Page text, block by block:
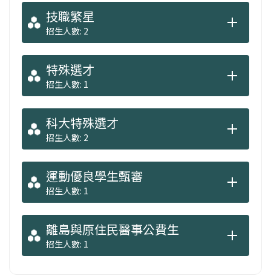
技職繁星
招生人數: 2
特殊選才
招生人數: 1
科大特殊選才
招生人數: 2
運動優良學生甄審
招生人數: 1
離島與原住民醫事公費生
招生人數: 1